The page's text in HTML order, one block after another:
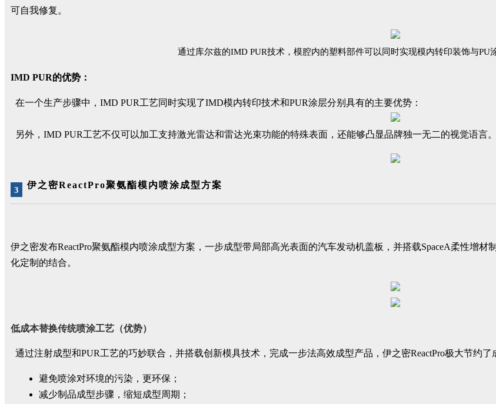
可自我修复。
通过库尔兹的IMD PUR技术，模腔内的塑料部件可以同时实现模内转印装饰与PU
IMD PUR的优势：
在一个生产步骤中，IMD PUR工艺同时实现了IMD模内转印技术和PUR涂层分别具有的主要优势：
另外，IMD PUR工艺不仅可以加工支持激光雷达和雷达光束功能的特殊表面，还能够凸显品牌独一无二的视觉语言。
3 伊之密ReactPro聚氨酯模内喷涂成型方案
伊之密发布ReactPro聚氨酯模内喷涂成型方案，一步成型带局部高光表面的汽车发动机盖板，并搭载SpaceA柔性增
化定制的结合。
低成本替换传统喷涂工艺（优势）
通过注射成型和PUR工艺的巧妙联合，并搭载创新模具技术，完成一步法高效成型产品，伊之密ReactPro极大节约
避免喷涂对环境的污染，更环保；
减少制品成型步骤，缩短成型周期；